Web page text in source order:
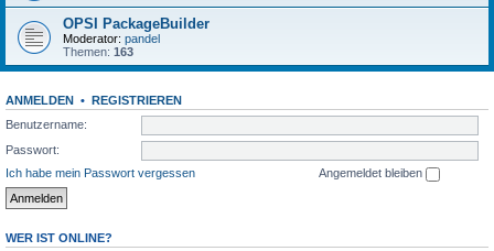
OPSI PackageBuilder
Moderator: pandel
Themen: 163
ANMELDEN • REGISTRIEREN
Benutzername:
Passwort:
Ich habe mein Passwort vergessen
Angemeldet bleiben
WER IST ONLINE?